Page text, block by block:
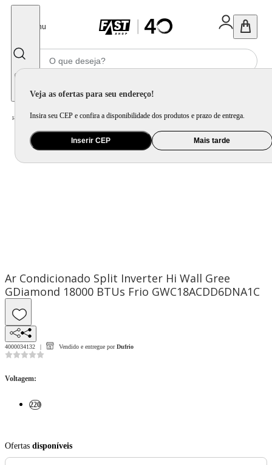
Menu
Veja as ofertas para seu endereço!
Insira seu CEP e confira a disponibilidade dos produtos e prazo de entrega.
Inserir CEP Mais tarde
Home Ar e Ventilação / Ar Condicionado
Ar Condicionado Split Inverter Hi Wall Gree
GDiamond 18000 BTUs Frio GWC18ACDD6DNA1C
4000034132 Vendido e entregue por Dufrio
Voltagem:
220
Ofertas disponíveis